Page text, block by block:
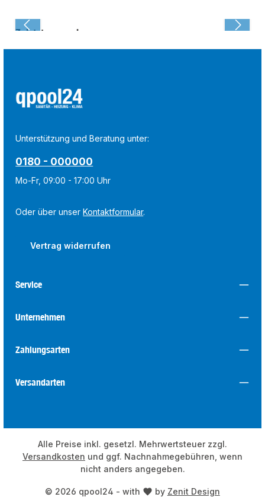
Zuletzt angesehen:
Unterstützung und Beratung unter:
0180 - 000000
Mo-Fr, 09:00 - 17:00 Uhr
Oder über unserKontaktformular.
Vertrag widerrufen
Service
Unternehmen
Zahlungsarten
Versandarten
© 2026 qpool24 - with by Zenit Design
Alle Preise inkl. gesetzl. Mehrwertsteuer zzgl.
Versandkosten und ggf. Nachnahmegebühren, wenn
nicht anders angegeben.